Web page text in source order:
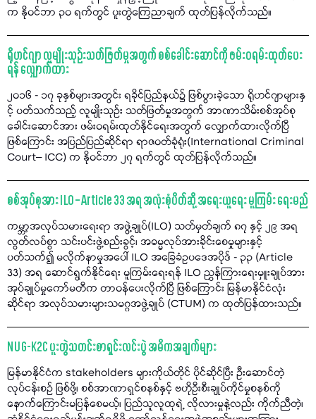
က နိုဝင်ဘာ ၃၀ ရက်တွင် ပူးတွဲကြေညာချက် ထုတ်ပြန်လိုက်သည်။
ရိုဟင်ဂျာ လူမျိုးသုဉ်းသတ်ဖြတ်မှုအတွက် စစ်ခေါင်းဆောင်ကို ဖမ်းဝရမ်းထုတ်ပေး
ရန် လျှောက်ထား
၂၀၁၆ - ၁၇ ခုနှစ်များအတွင်း ရခိုင်ပြည်နယ်၌ ဖြစ်ပွားခဲ့သော ရိုဟင်ဂျာများနှ
င့် ပတ်သက်သည့် လူမျိုးသုဉ်း သတ်ဖြတ်မှုအတွက် အာဏာသိမ်းစစ်အုပ်စု
ခေါင်းဆောင်အား ဖမ်းဝရမ်းထုတ်နိုင်ရေးအတွက် လျှောက်ထားလိုက်ပြီ
ဖြစ်ကြောင်း အပြည်ပြည်ဆိုင်ရာ ရာဇဝတ်ခုံရုံး(International Criminal
Court– ICC) က နိုဝင်ဘာ ၂၇ ရက်တွင် ထုတ်ပြန်လိုက်သည်။
စစ်အုပ်စုအား ILO – Article 33 အရ အလုံးစုံပိတ်ဆို့ အရေးယူရေး မူကြမ်း ရေးမည်
ကမ္ဘာ့အလုပ်သမားရေးရာ အဖွဲ့ချုပ်(ILO) သတ်မှတ်ချက် ၈၇ နှင့် ၂၉ အရ
လွတ်လပ်စွာ သင်းပင်းဖွဲ့စည်းခွင့်၊ အဓမ္မလုပ်အားခိုင်းစေမှုများနှင့်
ပတ်သက်၍ မလိုက်နာမှုအပေါ် ILO အခြေခံဥပဒေအပိုဒ် - ၃၃ (Article
33) အရ ဆောင်ရွက်နိုင်ရေး မူကြမ်းရေးရန် ILO ညွှန်ကြားရေးမှူးချုပ်အား
အုပ်ချုပ်မှုကော်မတီက တာဝန်ပေးလိုက်ပြီ ဖြစ်ကြောင်း မြန်မာနိုင်ငံလုံး
ဆိုင်ရာ အလုပ်သမားများသမဂ္ဂအဖွဲ့ချုပ် (CTUM) က ထုတ်ပြန်ထားသည်။
NUG-K2C ပူးတွဲသတင်းစာရှင်းလင်းပွဲ အဓိကအချက်များ
မြန်မာနိုင်ငံက stakeholders များကိုယ်တိုင် ပိုင်ဆိုင်ပြီး ဦးဆောင်တဲ့
လုပ်ငန်းစဉ် ဖြစ်ဖို့၊ စစ်အာဏာရှင်စနစ်နှင့် ဗဟိုဦးစီးချုပ်ကိုင်မှုစနစ်ကို
နောက်ကြောင်းမပြန်စေမယ့်၊ ပြည်သူလူထုရဲ့ လိုလားမှုနဲ့လည်း ကိုက်ညီတဲ့၊